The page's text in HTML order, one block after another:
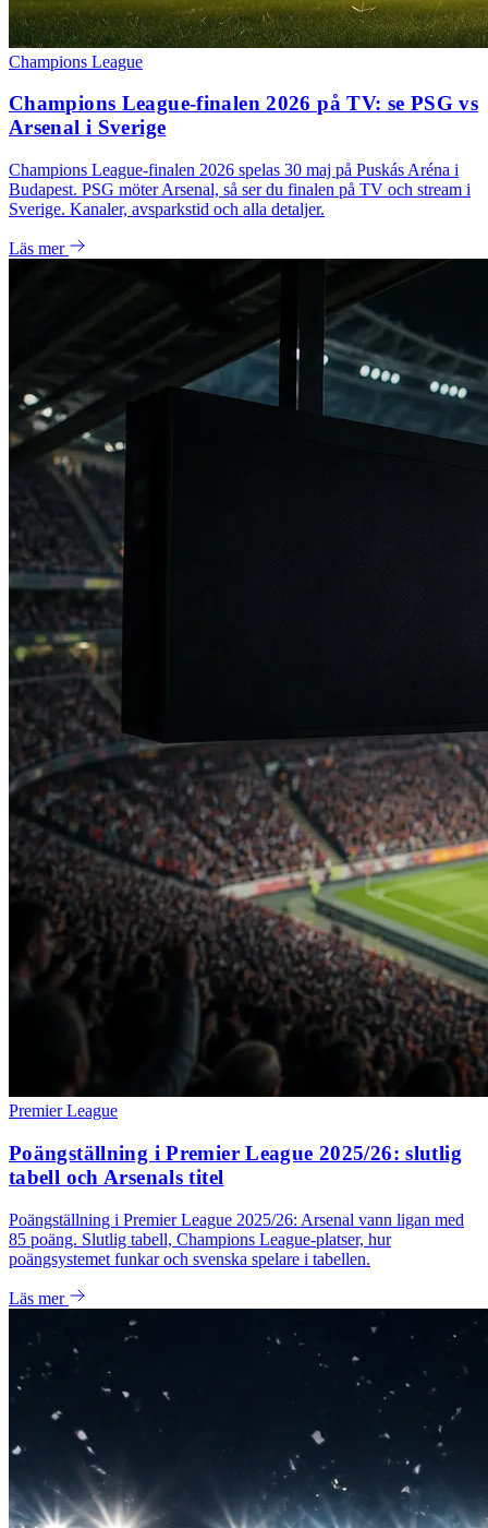
Champions League
Champions League-finalen 2026 på TV: se PSG vs
Arsenal i Sverige
Champions League-finalen 2026 spelas 30 maj på Puskás Aréna i
Budapest. PSG möter Arsenal, så ser du finalen på TV och stream i
Sverige. Kanaler, avsparkstid och alla detaljer.
Läs mer
Premier League
Poängställning i Premier League 2025/26: slutlig
tabell och Arsenals titel
Poängställning i Premier League 2025/26: Arsenal vann ligan med
85 poäng. Slutlig tabell, Champions League-platser, hur
poängsystemet funkar och svenska spelare i tabellen.
Läs mer